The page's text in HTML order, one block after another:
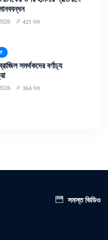
421 ভিউ
সমর্থকদের বর্ণাঢ্য
364 ভিউ
সমস্ত ভিডিও